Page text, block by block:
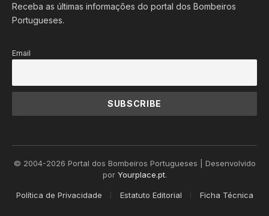
Receba as últimas informações do portal dos Bombeiros
Portugueses.
Email
© 2004-2026 Portal dos Bombeiros Portugueses | Desenvolvido
por Yourplace.pt.
Política de Privacidade Estatuto Editorial Ficha Técnica